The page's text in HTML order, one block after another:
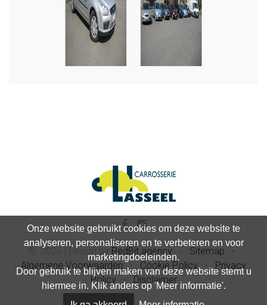
Onze website gebruikt cookies om deze website te
analyseren, personaliseren en te verbeteren en voor
marketingdoeleinden.
Door gebruik te blijven maken van deze website stemt u
hiermee in. Klik anders op 'Meer informatie'.
2026 Design by RedBit.agency Sitemap
Algemene Voorwaarden • Cookie Policy • Privacy
Policy
• Disclaimer